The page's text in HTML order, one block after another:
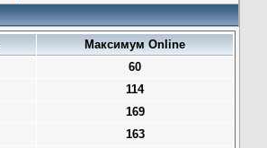
Максимум Online
60
114
169
163